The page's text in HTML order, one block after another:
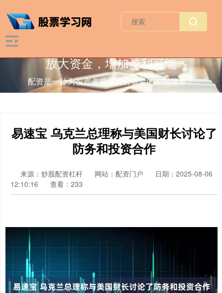
放大资金，增加盈利可能
配资是一种为投资者提供杠杆资金的金融服务！
易速宝 乌克兰总理称与美国财长讨论了
防务和投资合作
来源：炒股配资杠杆 网站：配资门户
日期：2025-08-06
12:10:16
查看：233